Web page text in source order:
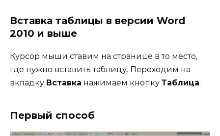
Вставка таблицы в версии Word
2010 и выше
Курсор мыши ставим на странице в то место,
где нужно вставить таблицу. Переходим на
вкладку Вставка нажимаем кнопку Таблица.
Первый способ